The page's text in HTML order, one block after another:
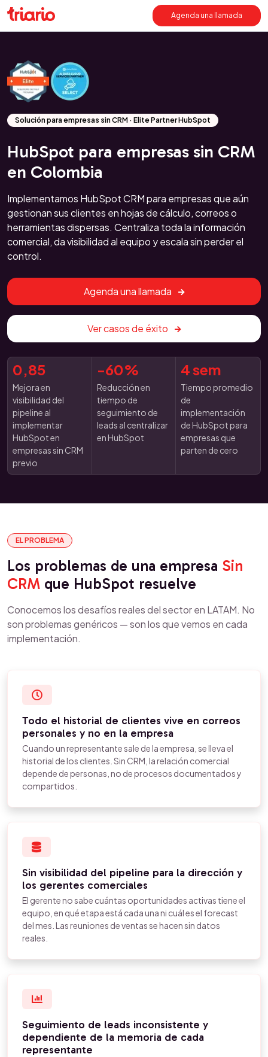
Agenda una llamada
Solución para empresas sin CRM · Elite Partner HubSpot
HubSpot para empresas sin CRM
en Colombia
Implementamos HubSpot CRM para empresas que aún
gestionan sus clientes en hojas de cálculo, correos o
herramientas dispersas. Centraliza toda la información
comercial, da visibilidad al equipo y escala sin perder el
control.
Agenda una llamada
Ver casos de éxito
0,85
Mejora en
visibilidad del
pipeline al
implementar
HubSpot en
empresas sin CRM
previo
-60%
Reducción en
tiempo de
seguimiento de
leads al centralizar
en HubSpot
4 sem
Tiempo promedio
de
implementación
de HubSpot para
empresas que
parten de cero
EL PROBLEMA
Los problemas de una empresa Sin
CRM que HubSpot resuelve
Conocemos los desafíos reales del sector en LATAM. No
son problemas genéricos — son los que vemos en cada
implementación.
Todo el historial de clientes vive en correos
personales y no en la empresa
Cuando un representante sale de la empresa, se lleva el
historial de los clientes. Sin CRM, la relación comercial
depende de personas, no de procesos documentados y
compartidos.
Sin visibilidad del pipeline para la dirección y
los gerentes comerciales
El gerente no sabe cuántas oportunidades activas tiene el
equipo, en qué etapa está cada una ni cuál es el forecast
del mes. Las reuniones de ventas se hacen sin datos
reales.
Seguimiento de leads inconsistente y
dependiente de la memoria de cada
representante